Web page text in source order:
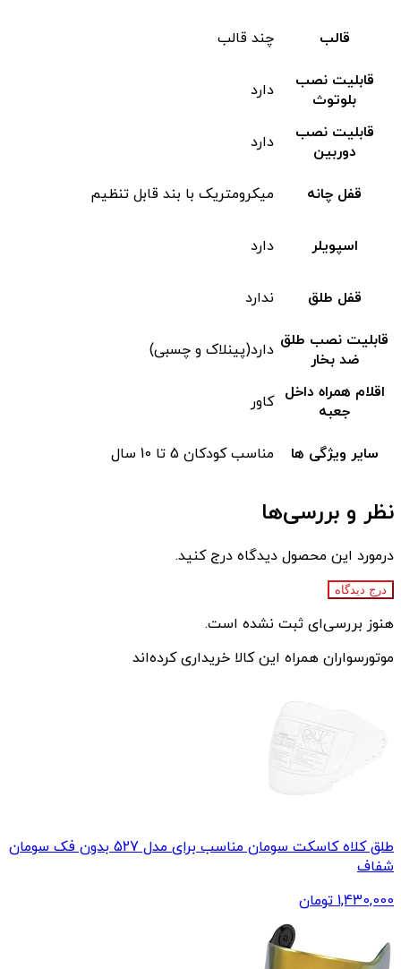
قالب چند قالب
قابلیت نصب
بلوتوث
دارد
قابلیت نصب
دوربین
دارد
قفل چانه میکرومتریک با بند قابل تنظیم
اسپویلر دارد
قفل طلق ندارد
قابلیت نصب طلق
ضد بخار
دارد(پینلاک و چسبی)
اقلام همراه داخل
جعبه
کاور
سایر ویژگی ها مناسب کودکان 5 تا 10 سال
نظر و بررسی‌ها
درمورد این محصول دیدگاه درج کنید.
درج دیدگاه
هنوز بررسی‌ای ثبت نشده است.
موتورسواران همراه این کالا خریداری کرده‌اند
طلق کلاه کاسکت سومان مناسب برای مدل 527 بدون فک سومان
شفاف
1,430,000 تومان